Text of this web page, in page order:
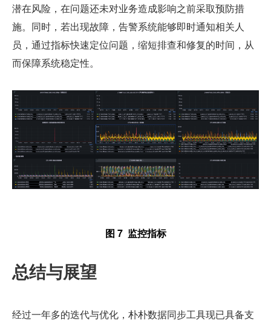
潜在风险，在问题还未对业务造成影响之前采取预防措
施。同时，若出现故障，告警系统能够即时通知相关人
员，通过指标快速定位问题，缩短排查和修复的时间，从
而保障系统稳定性。
图 7  监控指标
总结与展望
经过一年多的迭代与优化，朴朴数据同步工具现已具备支